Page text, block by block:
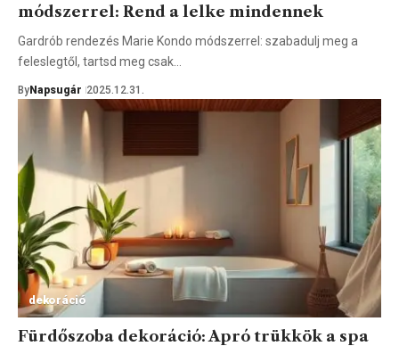
módszerrel: Rend a lelke mindennek
Gardrób rendezés Marie Kondo módszerrel: szabadulj meg a
feleslegtől, tartsd meg csak…
By Napsugár 2025.12.31.
dekoráció
Fürdőszoba dekoráció: Apró trükkök a spa